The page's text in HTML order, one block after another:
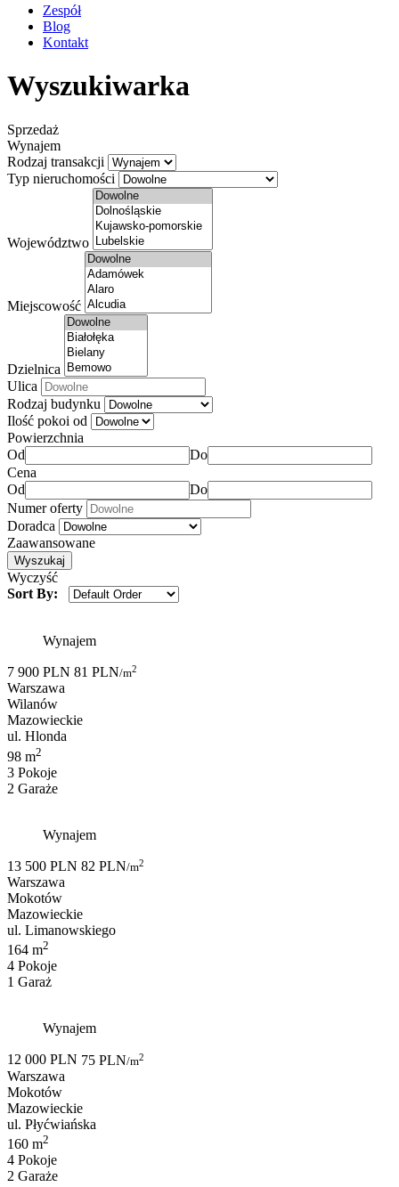
Zespół
Blog
Kontakt
Wyszukiwarka
Sprzedaż
Wynajem
Rodzaj transakcji
Typ nieruchomości
Województwo
Miejscowość
Dzielnica
Ulica
Rodzaj budynku
Ilość pokoi od
Powierzchnia
Od
Do
Cena
Od
Do
Numer oferty
Doradca
Zaawansowane
Wyczyść
Sort By:
Wynajem
7 900 PLN 81 PLN/m2
Warszawa
Wilanów
Mazowieckie
ul. Hlonda
98 m2
3 Pokoje
2 Garaże
Wynajem
13 500 PLN 82 PLN/m2
Warszawa
Mokotów
Mazowieckie
ul. Limanowskiego
164 m2
4 Pokoje
1 Garaż
Wynajem
12 000 PLN 75 PLN/m2
Warszawa
Mokotów
Mazowieckie
ul. Płyćwiańska
160 m2
4 Pokoje
2 Garaże